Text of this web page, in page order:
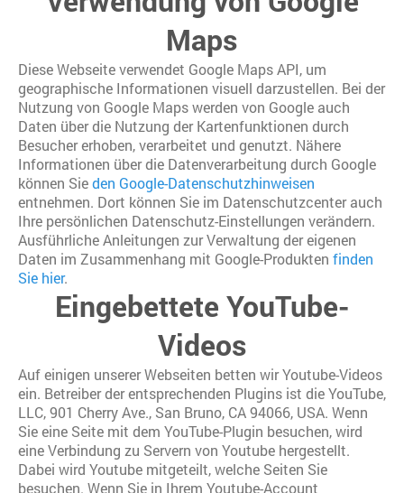
Maps
Diese Webseite verwendet Google Maps API, um
geographische Informationen visuell darzustellen. Bei der
Nutzung von Google Maps werden von Google auch
Daten über die Nutzung der Kartenfunktionen durch
Besucher erhoben, verarbeitet und genutzt. Nähere
Informationen über die Datenverarbeitung durch Google
können Sieden Google-Datenschutzhinweisen
entnehmen. Dort können Sie im Datenschutzcenter auch
Ihre persönlichen Datenschutz-Einstellungen verändern.
Ausführliche Anleitungen zur Verwaltung der eigenen
Daten im Zusammenhang mit Google-Produkten finden
Sie hier.
Eingebettete YouTube-
Videos
Auf einigen unserer Webseiten betten wir Youtube-Videos
ein. Betreiber der entsprechenden Plugins ist die YouTube,
LLC, 901 Cherry Ave., San Bruno, CA 94066, USA. Wenn
Sie eine Seite mit dem YouTube-Plugin besuchen, wird
eine Verbindung zu Servern von Youtube hergestellt.
Dabei wird Youtube mitgeteilt, welche Seiten Sie
besuchen. Wenn Sie in Ihrem Youtube-Account